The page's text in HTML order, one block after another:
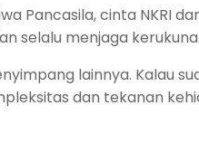
Pancasila, cinta NKRI
selalu menjaga
lainnya. Kalau
dan tekanan